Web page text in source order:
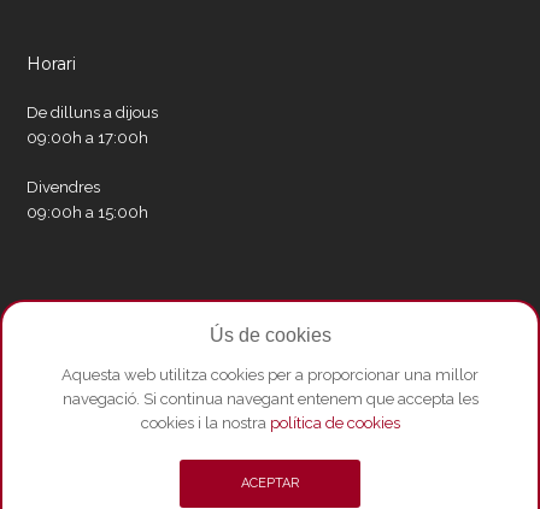
Horari
De dilluns a dijous
09:00h a 17:00h
Divendres
09:00h a 15:00h
Xarxes socials
TwitterFacebookInstagram
Whatsapp
Youtube
Ús de cookies
Aquesta web utilitza cookies per a proporcionar una millor
navegació. Si continua navegant entenem que accepta les
cookies i la nostra política de cookies
ACEPTAR